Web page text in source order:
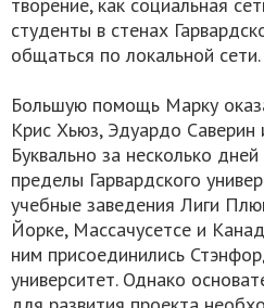
студенты в стенах
общаться по локальной сети.
Большую помощь Марку
Крис Хьюз, Эдуардо
Буквально за несколько
пределы Гарвардского
учебные заведения Лиги
Йорке, Массачусетсе и
ним присоединились
университет. Однако